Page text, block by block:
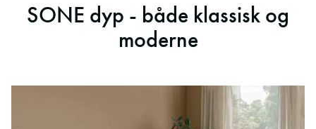
SONE dyp - både klassisk og
moderne